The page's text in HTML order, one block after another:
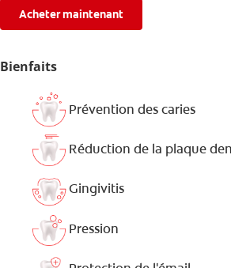
Acheter maintenant
Bienfaits
Prévention des caries
Réduction de la plaque
Gingivitis
Pression